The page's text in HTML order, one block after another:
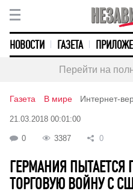
НОВОСТИ ГАЗЕТА
Перейти на
Газета В мире Интернет-
21.03.2018 00:01:00
0 3387 0
ГЕРМАНИЯ ПЫТАЕТСЯ
ТОРГОВУЮ ВОЙНУ С